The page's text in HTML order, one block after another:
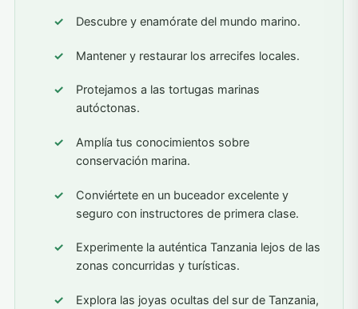
Descubre y enamórate del mundo marino.
Mantener y restaurar los arrecifes locales.
Protejamos a las tortugas marinas
autóctonas.
Amplía tus conocimientos sobre
conservación marina.
Conviértete en un buceador excelente y
seguro con instructores de primera clase.
Experimente la auténtica Tanzania lejos de las
zonas concurridas y turísticas.
Explora las joyas ocultas del sur de Tanzania,